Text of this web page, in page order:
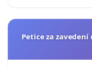
Petice za